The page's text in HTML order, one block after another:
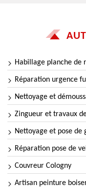
Habillage planche de
Réparation urgence
Nettoyage et
Zingueur et travaux
Nettoyage et pose de
Réparation pose de
Couvreur Cologny
Artisan peinture